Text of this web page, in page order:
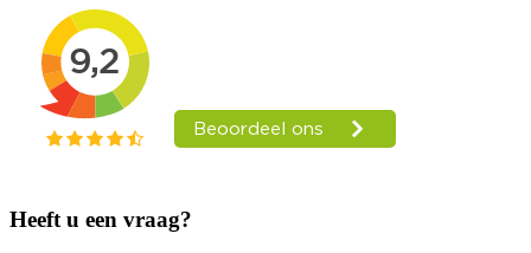
Heeft u een vraag?